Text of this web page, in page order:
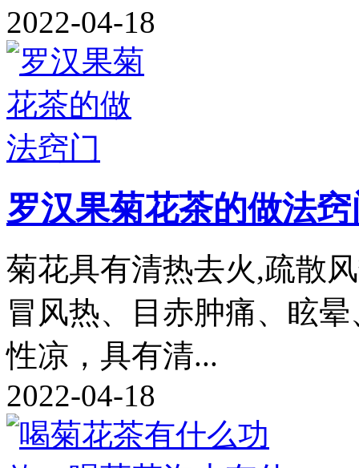
2022-04-18
罗汉果菊花茶的做法窍
菊花具有清热去火,疏散
冒风热、目赤肿痛、眩
性凉，具有清...
2022-04-18